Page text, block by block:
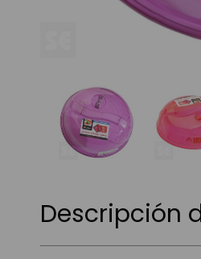
al
comienzo
la
Descripción